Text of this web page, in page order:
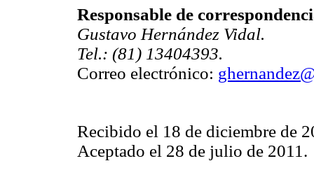
Responsable de
Gustavo Hernández Vidal.
Tel.: (81) 13404393.
Correo electrónico:
Recibido el 18 de diciembre de
Aceptado el 28 de julio de 2011.